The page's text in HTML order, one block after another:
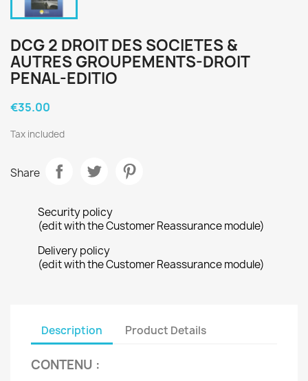
DCG 2 DROIT DES SOCIETES &
AUTRES GROUPEMENTS-DROIT
PENAL-EDITIO
€35.00
Tax included
Share
Security policy
(edit with the Customer Reassurance module)
Delivery policy
(edit with the Customer Reassurance module)
Description Product Details
CONTENU :